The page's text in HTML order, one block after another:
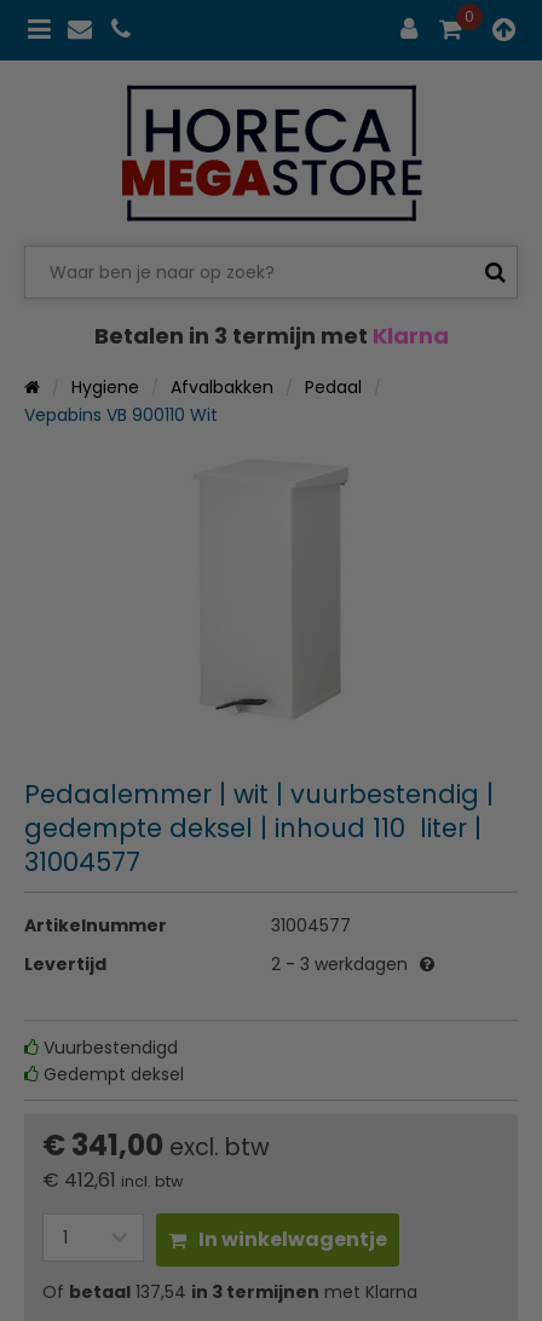
0
Betalen in 3 termijn met Klarna
Hygiene Afvalbakken
Pedaal
Vepabins VB 900110 Wit
Pedaalemmer | wit | vuurbestendig |
gedempte deksel | inhoud 110 liter |
31004577
Artikelnummer
31004577
Levertijd
2 - 3 werkdagen
Vuurbestendigd
Gedempt deksel
€ 341,00 excl. btw
€ 412,61 incl. btw
In winkelwagentje
Of betaal 137,54 in 3 termijnen met Klarna